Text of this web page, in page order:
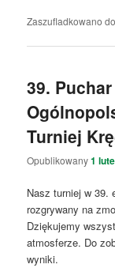
Zaszufladkowano
39.
Turniej
Opublikowany1
Nasz turniej w 39.
rozgrywany na
Dziękujemy
atmosferze. Do
wyniki.